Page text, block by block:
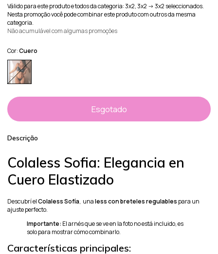
Válido para este produto e todos da categoria: 3x2, 3x2 -> 3x2 seleccionados.
Nesta promoção você pode combinar este produto com outros da mesma
categoria.
Não acumulável com algumas promoções
Cor:Cuero
Descrição
Colaless Sofia: Elegancia en
Cuero Elastizado
Descubrí elColaless Sofía, unaless con breteles regulables para un
ajuste perfecto.
Importante: El arnés que se ve en la foto no está incluido, es
solo para mostrar cómo combinarlo.
Características principales: